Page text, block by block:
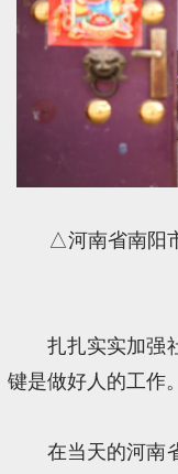
△河南省南阳
扎扎实实加强
键是做好人的工作。
在当天的河南